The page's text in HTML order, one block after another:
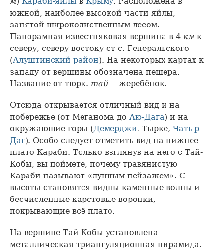
южной, наиболее высокой части яйлы,
занятой широколиственным лесом.
Панорамная известняковая вершина в 4 км к
северу, северу-востоку от с. Генеральского
(Алуштинский район). На некоторых картах к
западу от вершины обозначена пещера.
Название от тюрк. тай — жеребёнок.
Отсюда открывается отличный вид и на
побережье (от Меганома до Аю-Дага) и на
окружающие горы (Демерджи, Тырке, Чатыр-
Даг). Особо следует отметить вид на нижнее
плато Караби. Только взглянув на него с Тай-
Кобы, вы поймете, почему травянистую
Караби называют «лунным пейзажем». С
высоты становятся видны каменные волны и
бесчисленные карстовые воронки,
покрывающие всё плато.
На вершине Тай-Кобы установлена
металлическая триангуляционная пирамида.